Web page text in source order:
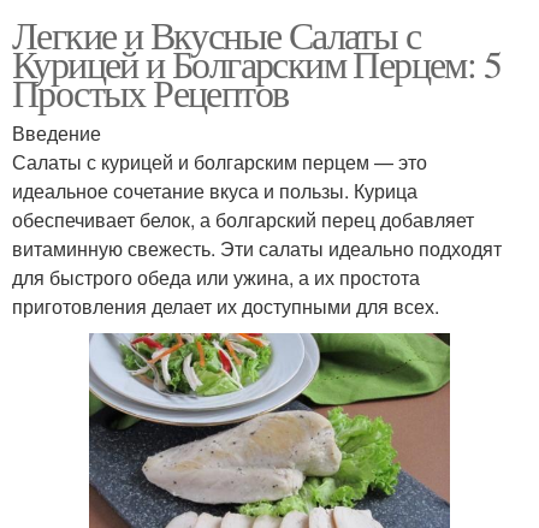
Легкие и Вкусные Салаты с
Курицей и Болгарским Перцем: 5
Простых Рецептов
Введение
Салаты с курицей и болгарским перцем — это
идеальное сочетание вкуса и пользы. Курица
обеспечивает белок, а болгарский перец добавляет
витаминную свежесть. Эти салаты идеально подходят
для быстрого обеда или ужина, а их простота
приготовления делает их доступными для всех.